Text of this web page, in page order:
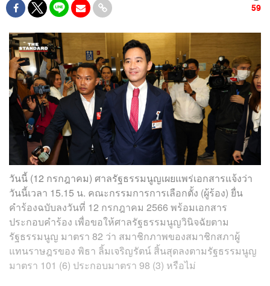
59
วันนี้ (12 กรกฎาคม) ศาลรัฐธรรมนูญเผยแพร่เอกสารแจ้งว่า
วันนี้เวลา 15.15 น. คณะกรรมการการเลือกตั้ง (ผู้ร้อง) ยื่น
คำร้องฉบับลงวันที่ 12 กรกฎาคม 2566 พร้อมเอกสาร
ประกอบคำร้อง เพื่อขอให้ศาลรัฐธรรมนูญวินิจฉัยตาม
รัฐธรรมนูญ มาตรา 82 ว่า สมาชิกภาพของสมาชิกสภาผู้
แทนราษฎรของ พิธา ลิ้มเจริญรัตน์ สิ้นสุดลงตามรัฐธรรมนูญ
มาตรา 101 (6) ประกอบมาตรา 98 (3) หรือไม่